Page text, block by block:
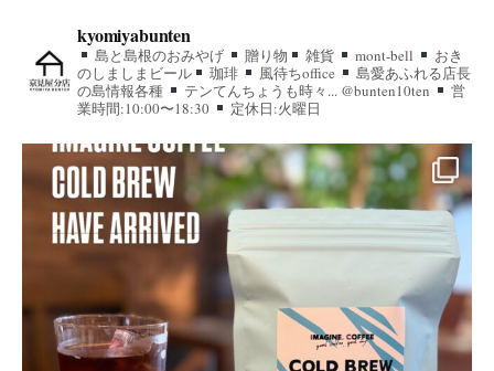
kyomiyabunten
島と島根のおみやげ 贈り物 雑貨 mont-bell
おき
のしましまビール
珈琲 風待ちoffice
島愛あふれる店長
の島情報各種
テンてんちょうも時々... @bunten10ten
営
業時間:10:00〜18:30
定休日:火曜日